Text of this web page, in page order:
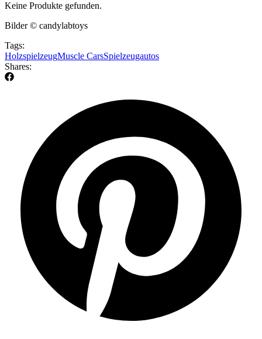
Keine Produkte gefunden.
Bilder © candylabtoys
Tags:
HolzspielzeugMuscle CarsSpielzeugautos
Shares: